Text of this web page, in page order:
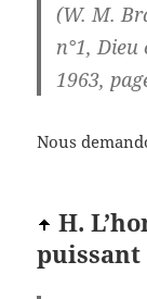
(W. M.
n°1,
1963,
Nous
H.
puissant